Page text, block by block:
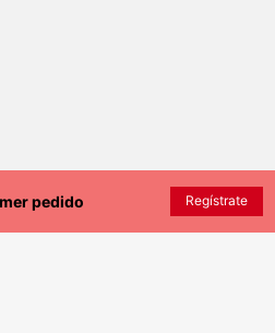
AÑADIR A LA BOLSA
pedido Regístrate